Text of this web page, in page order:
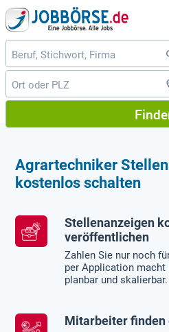
Agrartechniker
kostenlos schalten
Stellenanzeigen
veröffentlichen
Zahlen Sie nur noch
per Application macht
planbar und skalierbar.
Mitarbeiter finden